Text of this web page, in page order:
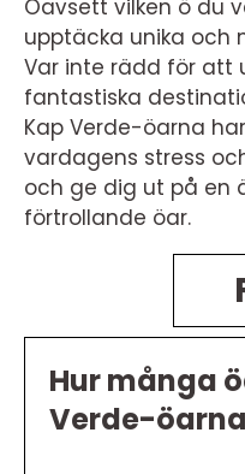
Oavsett vilken ö du
upptäcka unika och
Var inte rädd för att
fantastiska
Kap Verde-öarna
vardagens stress
och ge dig ut på en
förtrollande öar.
Hur många
Verde-